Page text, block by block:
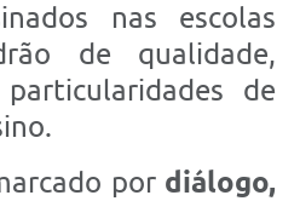
nas escolas
de qualidade,
de
por diálogo,